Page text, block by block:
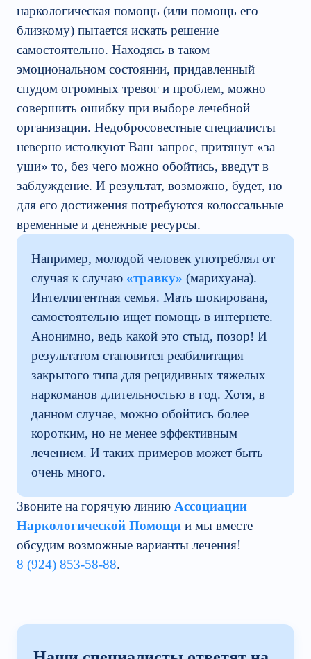
наркологическая помощь (или помощь его
близкому) пытается искать решение
самостоятельно. Находясь в таком
эмоциональном состоянии, придавленный
спудом огромных тревог и проблем, можно
совершить ошибку при выборе лечебной
организации. Недобросовестные специалисты
неверно истолкуют Ваш запрос, притянут «за
уши» то, без чего можно обойтись, введут в
заблуждение. И результат, возможно, будет, но
для его достижения потребуются колоссальные
временные и денежные ресурсы.
Например, молодой человек употреблял от
случая к случаю «травку» (марихуана).
Интеллигентная семья. Мать шокирована,
самостоятельно ищет помощь в интернете.
Анонимно, ведь какой это стыд, позор! И
результатом становится реабилитация
закрытого типа для рецидивных тяжелых
наркоманов длительностью в год. Хотя, в
данном случае, можно обойтись более
коротким, но не менее эффективным
лечением. И таких примеров может быть
очень много.
Звоните на горячую линию Ассоциации
Наркологической Помощии мы вместе
обсудим возможные варианты лечения!
8 (924) 853-58-88.